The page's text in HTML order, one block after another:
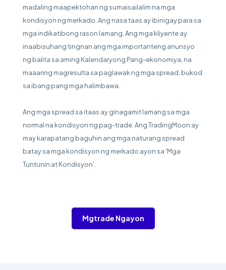
madaling maapektohan ng sumaisailalim na mga
kondisyon ng merkado. Ang nasa taas ay ibinigay para sa
mga indikatibong rason lamang. Ang mga kliyente ay
inaabisuhang tingnan ang mga importanteng anunsyo
ng balita sa aming Kalendaryong Pang-ekonomiya, na
maaaring magresulta sa paglawak ng mga spread, bukod
sa ibang pang mga halimbawa.
Ang mga spread sa itaas ay ginagamit lamang sa mga
normal na kondisyon ng pag-trade. Ang TradingMoon ay
may karapatang baguhin ang mga naturang spread
batay sa mga kondisyon ng merkado ayon sa 'Mga
Tuntunin at Kondisyon'.
Mgtrade Ngayon